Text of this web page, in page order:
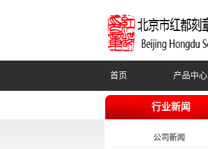
首页 产品中心
行业新闻
公司新闻